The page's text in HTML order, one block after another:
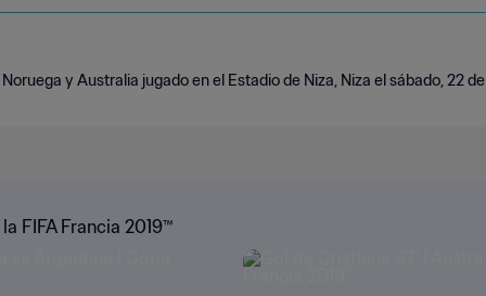
y Australia jugado en el Estadio de Niza, Niza el sábado, 22
FIFA Francia 2019™